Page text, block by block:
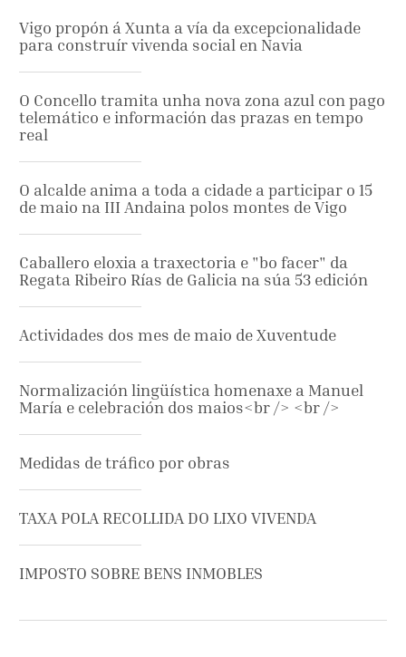
Vigo propón á Xunta a vía da excepcionalidade
para construír vivenda social en Navia
O Concello tramita unha nova zona azul con pago
telemático e información das prazas en tempo
real
O alcalde anima a toda a cidade a participar o 15
de maio na III Andaina polos montes de Vigo
Caballero eloxia a traxectoria e "bo facer" da
Regata Ribeiro Rías de Galicia na súa 53 edición
Actividades dos mes de maio de Xuventude
Normalización lingüística homenaxe a Manuel
María e celebración dos maios<br /> <br />
Medidas de tráfico por obras
TAXA POLA RECOLLIDA DO LIXO VIVENDA
IMPOSTO SOBRE BENS INMOBLES